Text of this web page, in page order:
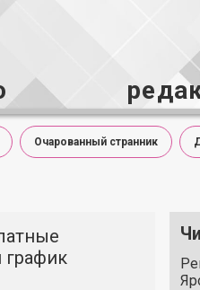
Очарованный странник
график